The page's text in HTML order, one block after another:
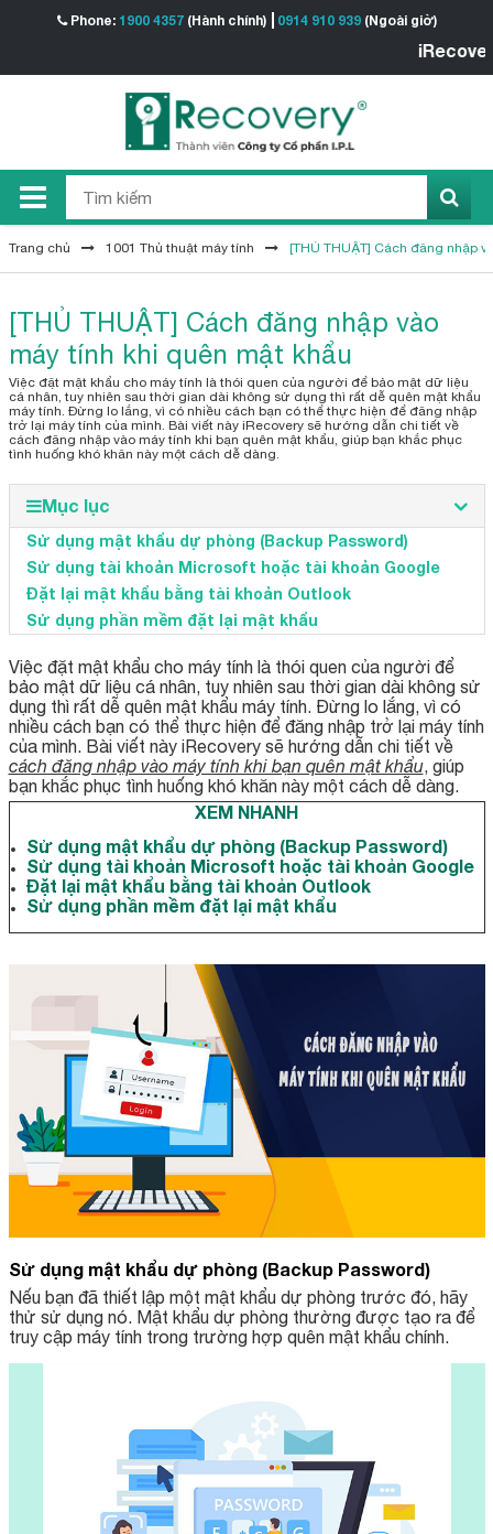
Phone: 1900 4357(Hành chính) 0914 910 939(Ngoài giờ)
iRecovery -
Trang chủ 1001 Thủ thuật máy tính [THỦ THUẬT] Cách đăng nhập
[THỦ THUẬT] Cách đăng nhập vào
máy tính khi quên mật khẩu
Việc đặt mật khẩu cho máy tính là thói quen của người để bảo mật dữ liệu
cá nhân, tuy nhiên sau thời gian dài không sử dụng thì rất dễ quên mật khẩu
máy tính. Đừng lo lắng, vì có nhiều cách bạn có thể thực hiện để đăng nhập
trở lại máy tính của mình. Bài viết này iRecovery sẽ hướng dẫn chi tiết về
cách đăng nhập vào máy tính khi bạn quên mật khẩu, giúp bạn khắc phục
tình huống khó khăn này một cách dễ dàng.
Mục lục
Sử dụng mật khẩu dự phòng (Backup Password)
Sử dụng tài khoản Microsoft hoặc tài khoản Google
Đặt lại mật khẩu bằng tài khoản Outlook
Sử dụng phần mềm đặt lại mật khẩu
Việc đặt mật khẩu cho máy tính là thói quen của người để
bảo mật dữ liệu cá nhân, tuy nhiên sau thời gian dài không sử
dụng thì rất dễ quên mật khẩu máy tính. Đừng lo lắng, vì có
nhiều cách bạn có thể thực hiện để đăng nhập trở lại máy tính
của mình. Bài viết này iRecovery sẽ hướng dẫn chi tiết về
cách đăng nhập vào máy tính khi bạn quên mật khẩu, giúp
bạn khắc phục tình huống khó khăn này một cách dễ dàng.
XEM NHANH
Sử dụng mật khẩu dự phòng (Backup Password)
Sử dụng tài khoản Microsoft hoặc tài khoản Google
Đặt lại mật khẩu bằng tài khoản Outlook
Sử dụng phần mềm đặt lại mật khẩu
Sử dụng mật khẩu dự phòng (Backup Password)
Nếu bạn đã thiết lập một mật khẩu dự phòng trước đó, hãy
thử sử dụng nó. Mật khẩu dự phòng thường được tạo ra để
truy cập máy tính trong trường hợp quên mật khẩu chính.